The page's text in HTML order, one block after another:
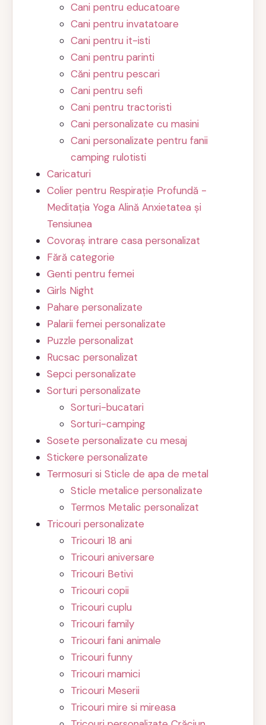
Cani pentru educatoare
Cani pentru invatatoare
Cani pentru it-isti
Cani pentru parinti
Căni pentru pescari
Cani pentru sefi
Cani pentru tractoristi
Cani personalizate cu masini
Cani personalizate pentru fanii
camping rulotisti
Caricaturi
Colier pentru Respirație Profundă -
Meditația Yoga Alină Anxietatea și
Tensiunea
Covoraș intrare casa personalizat
Fără categorie
Genti pentru femei
Girls Night
Pahare personalizate
Palarii femei personalizate
Puzzle personalizat
Rucsac personalizat
Sepci personalizate
Sorturi personalizate
Sorturi-bucatari
Sorturi-camping
Sosete personalizate cu mesaj
Stickere personalizate
Termosuri si Sticle de apa de metal
Sticle metalice personalizate
Termos Metalic personalizat
Tricouri personalizate
Tricouri 18 ani
Tricouri aniversare
Tricouri Betivi
Tricouri copii
Tricouri cuplu
Tricouri family
Tricouri fani animale
Tricouri funny
Tricouri mamici
Tricouri Meserii
Tricouri mire si mireasa